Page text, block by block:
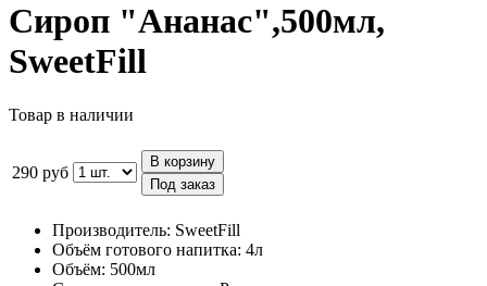
Сироп "Ананас",500мл,
SweetFill
Товар в наличии
290 руб
В корзину
Под заказ
Производитель: SweetFill
Объём готового напитка: 4л
Объём: 500мл